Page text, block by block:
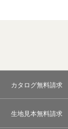
カタログ無料請求
生地見本無料請求